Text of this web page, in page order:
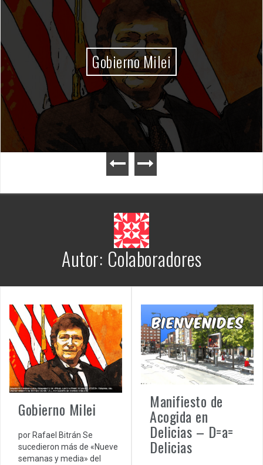
Gobierno Milei
Autor: Colaboradores
Gobierno Milei
por Rafael Bitrán Se
sucedieron más de «Nueve
semanas y media» del
Manifiesto de
Acogida en
Delicias – D=a=
Delicias